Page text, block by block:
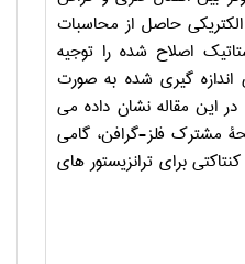
حاصل از محاسبات
اصلاح شده را توجیه
اندازه گیری شده به صورت
در این مقاله نشان داده می
مشترک فلز-گرافن، گامی
برای ترانزیستور های